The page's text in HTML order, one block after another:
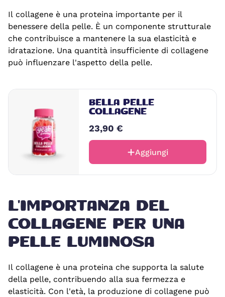
Il collagene è una proteina importante per il
benessere della pelle. È un componente strutturale
che contribuisce a mantenere la sua elasticità e
idratazione. Una quantità insufficiente di collagene
può influenzare l'aspetto della pelle.
BELLA PELLE
COLLAGENE
23,90 €
Aggiungi
L'IMPORTANZA DEL
COLLAGENE PER UNA
PELLE LUMINOSA
Il collagene è una proteina che supporta la salute
della pelle, contribuendo alla sua fermezza e
elasticità. Con l'età, la produzione di collagene può